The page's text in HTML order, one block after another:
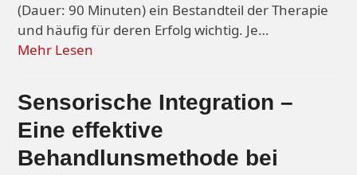
(Dauer: 90 Minuten) ein Bestandteil der Therapie
und häufig für deren Erfolg wichtig. Je…
Mehr Lesen
Sensorische Integration –
Eine effektive
Behandlunsmethode bei